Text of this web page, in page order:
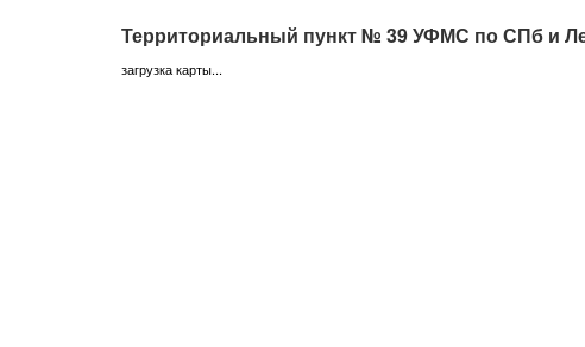
Территориальный пункт № 39 УФМС по СПб и
загрузка карты...